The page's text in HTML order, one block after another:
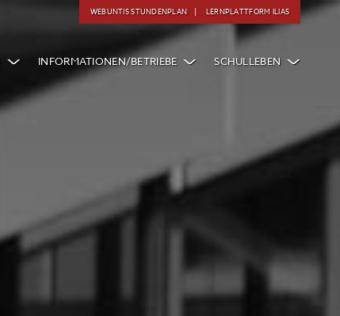
INFORMATIONEN/BETRIEBE SCHULLEBEN
WEBUNTIS STUNDENPLAN LERNPLATTFORM ILIAS